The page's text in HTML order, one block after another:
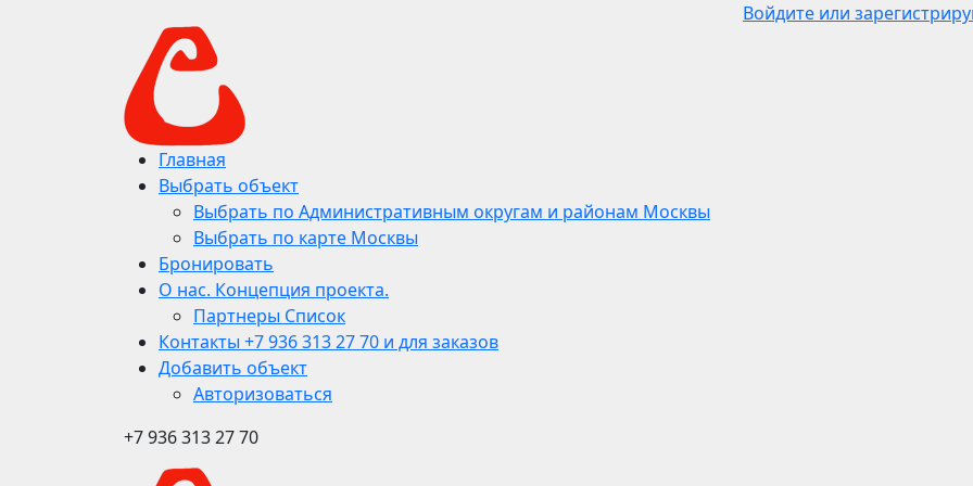
Войдите или
Главная
Выбрать объект
Выбрать по Административным округам и районам Москвы
Выбрать по карте Москвы
Бронировать
О нас. Концепция проекта.
Партнеры Список
Контакты +7 936 313 27 70 и для заказов
Добавить объект
Авторизоваться
+7 936 313 27 70